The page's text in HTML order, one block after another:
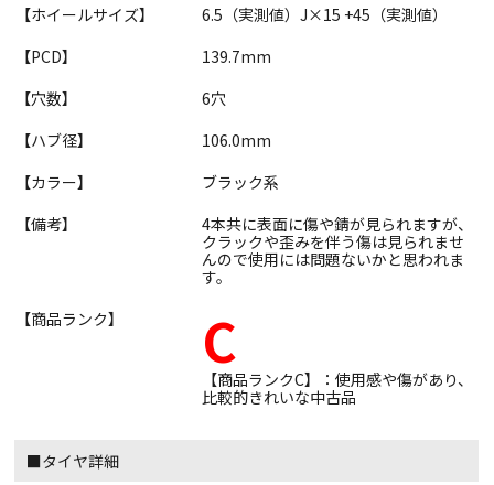
【ホイールサイズ】
6.5（実測値）J×15 +45（実測値）
【PCD】
139.7mm
【穴数】
6穴
【ハブ径】
106.0mm
【カラー】
ブラック系
【備考】
4本共に表面に傷や錆が見られますが、
クラックや歪みを伴う傷は見られませ
んので使用には問題ないかと思われま
す。
【商品ランク】
C
【商品ランクC】：使用感や傷があり、
比較的きれいな中古品
■タイヤ詳細